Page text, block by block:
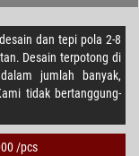
dan tepi pola 2-8
Desain terpotong di
jumlah banyak,
tidak bertanggung-
/pcs